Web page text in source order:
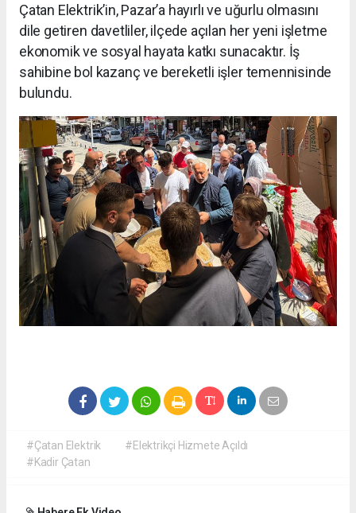
Çatan Elektrik’in, Pazar’a hayırlı ve uğurlu olmasını
dile getiren davetliler, ilçede açılan her yeni işletme
ekonomik ve sosyal hayata katkı sunacaktır. İş
sahibine bol kazanç ve bereketli işler temennisinde
bulundu.
#Çatan Elektrik
#Elektrikçi Hizmete Açıldı
#Kadir Çatan